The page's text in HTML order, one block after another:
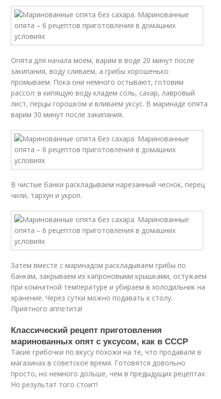
Опята для начала моем, варим в воде 20 минут после
закипания, воду сливаем, а грибы хорошенько
промываем. Пока они немного остывают, готовим
рассол: в кипящую воду кладем соль, сахар, лавровый
лист, перцы горошком и вливаем уксус. В маринаде опята
варим 30 минут после закипания.
В чистые банки раскладываем нарезанный чеснок, перец
чили, тархун и укроп.
Затем вместе с маринадом раскладываем грибы по
банкам, закрываем их капроновыми крышками, остужаем
при комнатной температуре и убираем в холодильник на
хранение. Через сутки можно подавать к столу.
Приятного аппетита!
Классический рецепт приготовления
маринованных опят с уксусом, как в СССР
Такие грибочки по вкусу похожи на те, что продавали в
магазинах в советское время. Готовятся довольно
просто, но немного дольше, чем в предыдущих рецептах.
Но результат того стоит!